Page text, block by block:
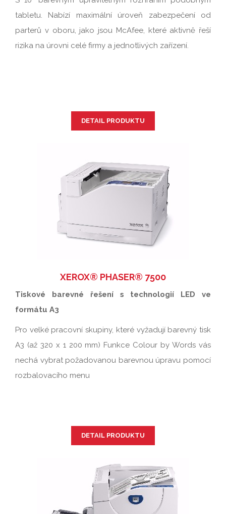
tabletu. Nabízí maximální úroveň zabezpečení od
parterů v oboru, jako jsou McAfee, které aktivně řeší
rizika na úrovni celé firmy a jednotlivých zařízení.
DETAIL PRODUKTU
XEROX® PHASER® 7500
Tiskové barevné řešení s technologií LED ve
formátu A3
Pro velké pracovní skupiny, které vyžadují barevný tisk
A3 (až 320 x 1 200 mm) Funkce Colour by Words vás
nechá vybrat požadovanou barevnou úpravu pomocí
rozbalovacího menu
DETAIL PRODUKTU